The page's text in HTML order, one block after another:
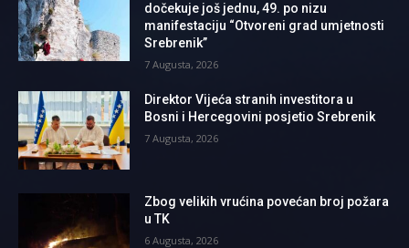
dočekuje još jednu, 49. po nizu
manifestaciju “Otvoreni grad umjetnosti
Srebrenik”
7 Augusta, 2026
Direktor Vijeća stranih investitora u
Bosni i Hercegovini posjetio Srebrenik
7 Augusta, 2026
Zbog velikih vrućina povećan broj požara
u TK
6 Augusta, 2026